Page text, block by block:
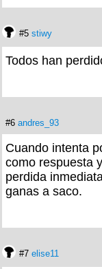
#5 stiwy
Todos han
#6 andres_93
Cuando intenta
como respuesta
perdida
ganas a saco.
#7 elise11